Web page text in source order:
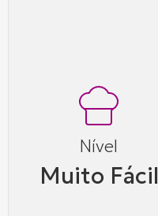
Nível
Muito Fácil